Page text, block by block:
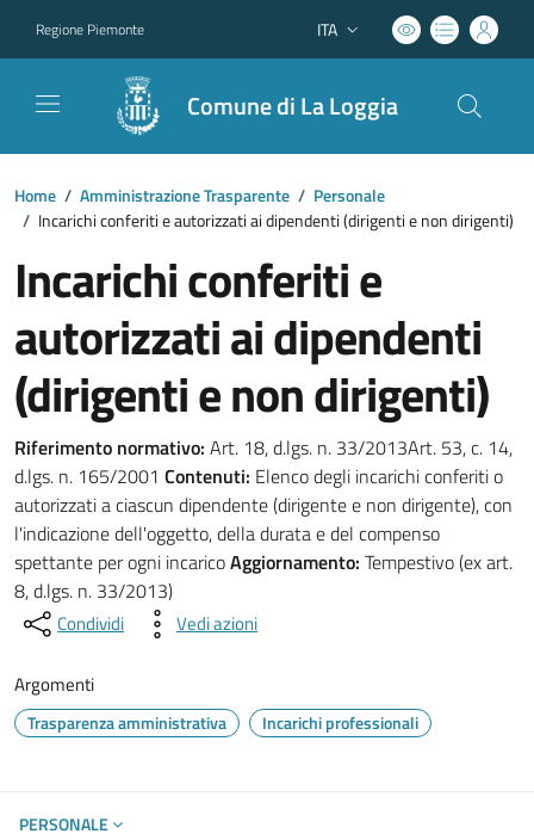
Regione Piemonte Lingua attiva:
ITA
Comune di La Loggia
Home / Amministrazione Trasparente / Personale
/ Incarichi conferiti e autorizzati ai dipendenti (dirigenti e non dirigenti)
Incarichi conferiti e
autorizzati ai dipendenti
(dirigenti e non dirigenti)
Riferimento normativo: Art. 18, d.lgs. n. 33/2013Art. 53, c. 14,
d.lgs. n. 165/2001 Contenuti: Elenco degli incarichi conferiti o
autorizzati a ciascun dipendente (dirigente e non dirigente), con
l'indicazione dell'oggetto, della durata e del compenso
spettante per ogni incaricoAggiornamento: Tempestivo (ex art.
8, d.lgs. n. 33/2013)
Condividi Vedi azioni
Argomenti
Trasparenza amministrativa Incarichi professionali
PERSONALE